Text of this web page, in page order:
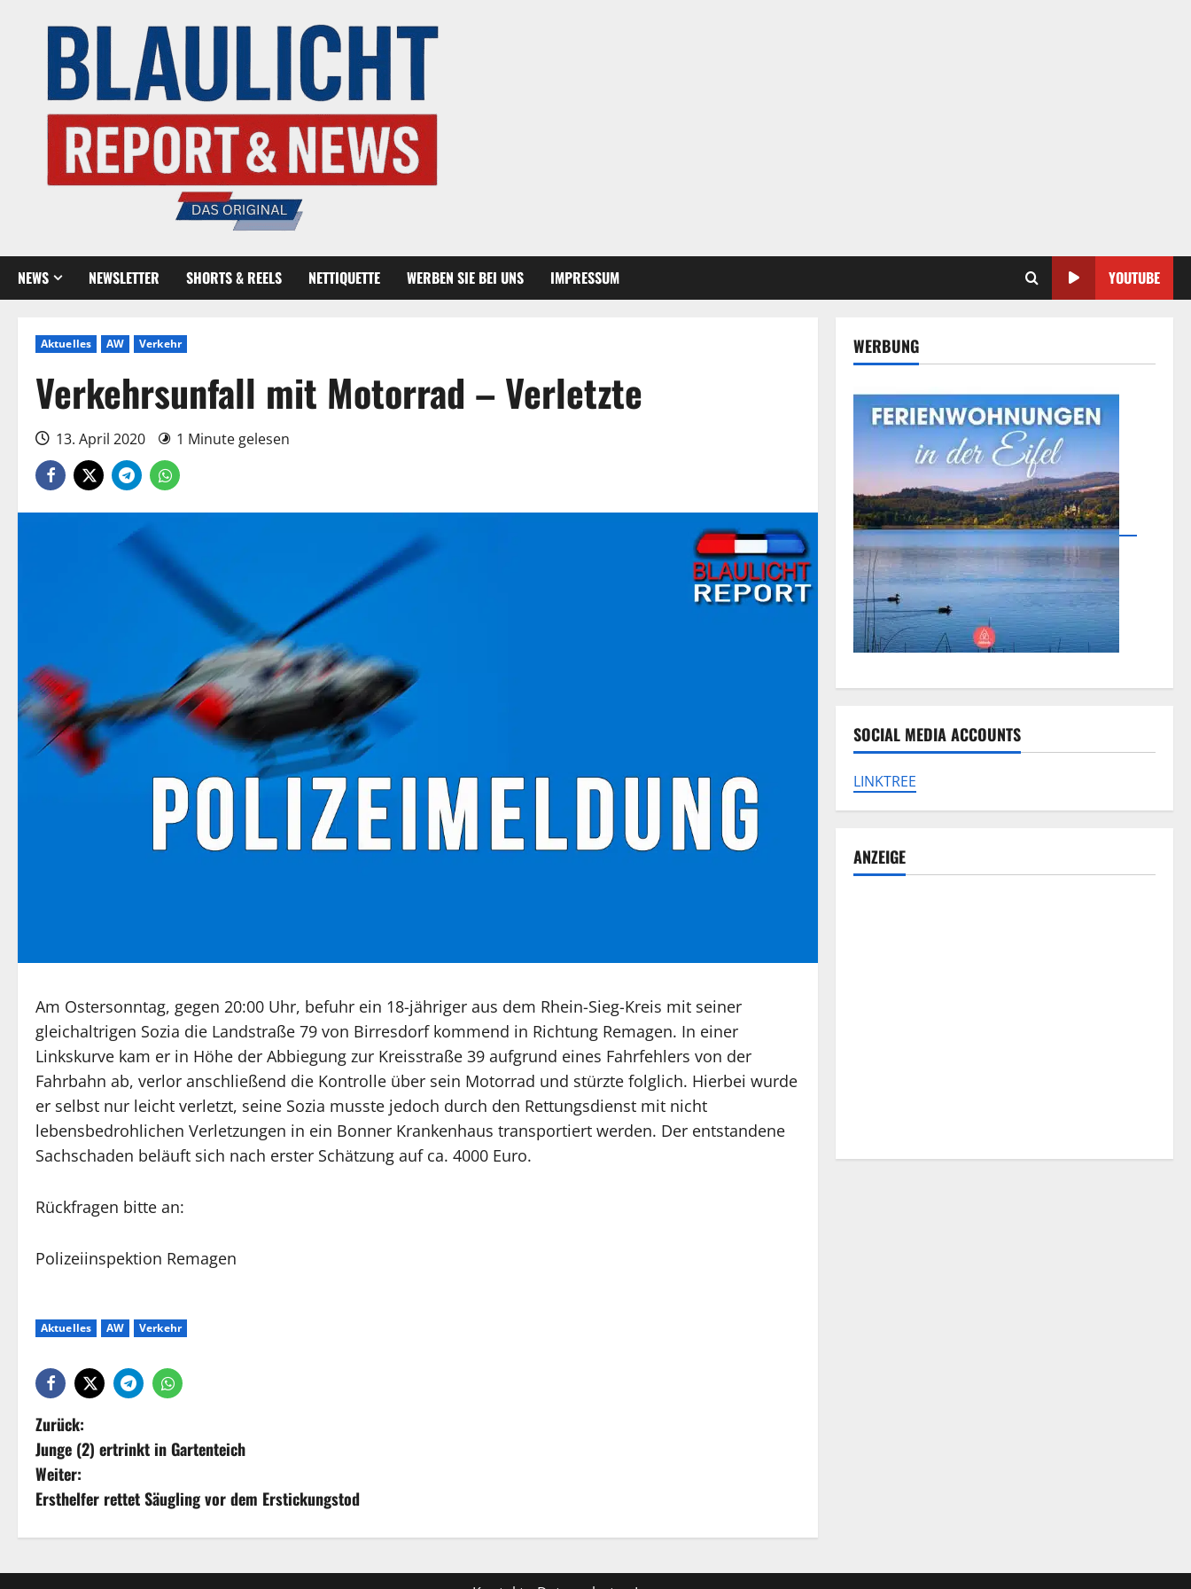
NEWS NEWSLETTER SHORTS & REELS NETTIQUETTE WERBEN SIE BEI UNS IMPRESSUM YOUTUBE
Aktuelles AW Verkehr
Verkehrsunfall mit Motorrad – Verletzte
13. April 2020 1 Minute gelesen
Am Ostersonntag, gegen 20:00 Uhr, befuhr ein 18-jähriger aus dem Rhein-Sieg-Kreis mit seiner
gleichaltrigen Sozia die Landstraße 79 von Birresdorf kommend in Richtung Remagen. In einer
Linkskurve kam er in Höhe der Abbiegung zur Kreisstraße 39 aufgrund eines Fahrfehlers von der
Fahrbahn ab, verlor anschließend die Kontrolle über sein Motorrad und stürzte folglich. Hierbei wurde
er selbst nur leicht verletzt, seine Sozia musste jedoch durch den Rettungsdienst mit nicht
lebensbedrohlichen Verletzungen in ein Bonner Krankenhaus transportiert werden. Der entstandene
Sachschaden beläuft sich nach erster Schätzung auf ca. 4000 Euro.
Rückfragen bitte an:
Polizeiinspektion Remagen
Aktuelles AW Verkehr
Zurück:
Junge (2) ertrinkt in Gartenteich
Weiter:
Ersthelfer rettet Säugling vor dem Erstickungstod
WERBUNG
SOCIAL MEDIA ACCOUNTS
LINKTREE
ANZEIGE